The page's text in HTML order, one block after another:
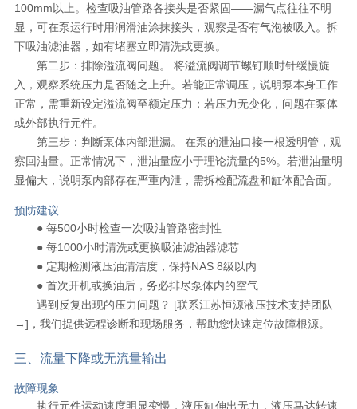
100mm以上。检查吸油管路各接头是否紧固——漏气点往往不明
显，可在泵运行时用润滑油涂抹接头，观察是否有气泡被吸入。拆
下吸油滤油器，如有堵塞立即清洗或更换。
第二步：排除溢流阀问题。 将溢流阀调节螺钉顺时针缓慢旋
入，观察系统压力是否随之上升。若能正常调压，说明泵本身工作
正常，需重新设定溢流阀至额定压力；若压力无变化，问题在泵体
或外部执行元件。
第三步：判断泵体内部泄漏。 在泵的泄油口接一根透明管，观
察回油量。正常情况下，泄油量应小于理论流量的5%。若泄油量明
显偏大，说明泵内部存在严重内泄，需拆检配流盘和缸体配合面。
预防建议
● 每500小时检查一次吸油管路密封性
● 每1000小时清洗或更换吸油滤油器滤芯
● 定期检测液压油清洁度，保持NAS 8级以内
● 首次开机或换油后，务必排尽泵体内的空气
遇到反复出现的压力问题？ [联系江苏恒源液压技术支持团队
→] ，我们提供远程诊断和现场服务，帮助您快速定位故障根源。
三、流量下降或无流量输出
故障现象
执行元件运动速度明显变慢，液压缸伸出无力，液压马达转速